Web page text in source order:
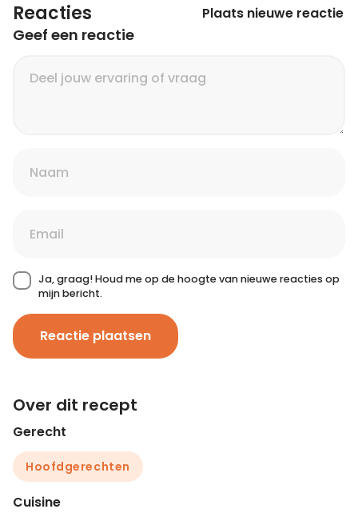
Reacties Plaats nieuwe reactie
Geef een reactie
Ja, graag! Houd me op de hoogte van nieuwe reacties op
mijn bericht.
Reactie plaatsen
Over dit recept
Gerecht
Hoofdgerechten
Cuisine